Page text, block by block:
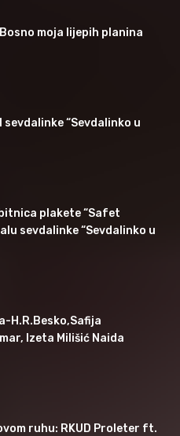
moja lijepih planina
“Sevdalinko u
plakete “Safet
sevdalinke “Sevdalinko u
H.R.Besko,Safija
Izeta Milišić Naida
ruhu: RKUD Proleter ft.